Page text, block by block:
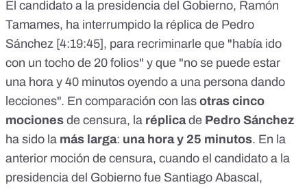
El candidato a la presidencia del Gobierno, Ramón
Tamames, ha interrumpido la réplica de Pedro
Sánchez [4:19:45], para recriminarle que "había ido
con un tocho de 20 folios" y que "no se puede estar
una hora y 40 minutos oyendo a una persona dando
lecciones". En comparación con las otras cinco
mociones de censura, la réplicade Pedro Sánchez
ha sido la más larga: una hora y 25 minutos. En la
anterior moción de censura, cuando el candidato a la
presidencia del Gobierno fue Santiago Abascal,